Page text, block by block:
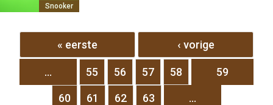
Snooker
Pagina's
« eerste ‹ vorige
… 55 56 57 58 59
60 61 62 63 …